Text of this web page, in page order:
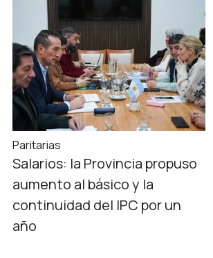
Paritarias
Salarios: la Provincia propuso
aumento al básico y la
continuidad del IPC por un
año